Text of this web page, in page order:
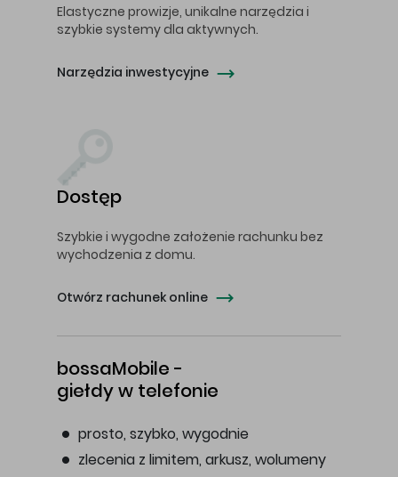
Elastyczne prowizje, unikalne narzędzia i
szybkie systemy dla aktywnych.
Narzędzia inwestycyjne
Dostęp
Szybkie i wygodne założenie rachunku bez
wychodzenia z domu.
Otwórz rachunek online
bossaMobile -
giełdy w telefonie
prosto, szybko, wygodnie
zlecenia z limitem, arkusz, wolumeny